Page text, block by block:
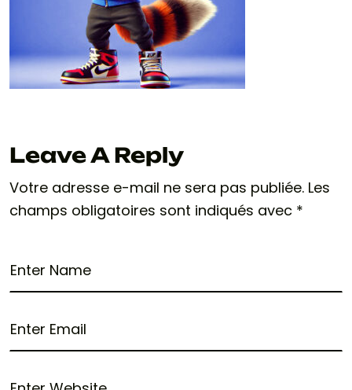
Leave A Reply
Votre adresse e-mail ne sera pas publiée. Les
champs obligatoires sont indiqués avec *